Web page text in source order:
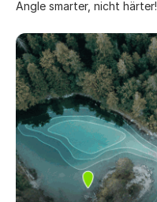
Angle smarter, nicht härter!